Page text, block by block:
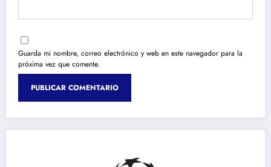
Guarda mi nombre, correo electrónico y web en este navegador para la
próxima vez que comente.